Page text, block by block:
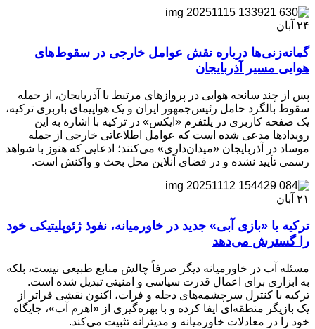
۲۴ آبان
گمانه‌زنی‌ها درباره نقش عوامل خارجی در سقوط‌های
هوایی مسیر آذربایجان
پس از چند سانحه هوایی در پروازهای مرتبط با آذربایجان، از جمله
سقوط بالگرد حامل رئیس‌جمهور ایران و یک هواپیمای باربری ترکیه،
یک صفحه کاربری در پلتفرم «ایکس» در ترکیه با اشاره به این
رویدادها مدعی شده است که عوامل اطلاعاتی خارجی از جمله
موساد در آذربایجان «میدان‌داری» می‌کنند؛ ادعایی که هنوز با شواهد
رسمی تأیید نشده و در فضای آنلاین محل بحث و واکنش‌ است.
۲۱ آبان
ترکیه با «بازی آبی» جدید در خاورمیانه، نفوذ ژئوپلیتیکی خود
را گسترش می‌دهد
مسئله آب در خاورمیانه دیگر صرفاً چالش منابع طبیعی نیست، بلکه
به ابزاری برای اعمال قدرت سیاسی و امنیتی تبدیل شده است.
ترکیه با کنترل سرچشمه‌های دجله و فرات، اکنون نقشی فراتر از
یک بازیگر منطقه‌ای ایفا کرده و با بهره‌گیری از «اهرم آب»، جایگاه
خود را در معادلات خاورمیانه و مدیترانه تثبیت می‌کند.